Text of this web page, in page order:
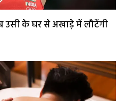
उसी के घर से अखाड़े में लौटेंगी